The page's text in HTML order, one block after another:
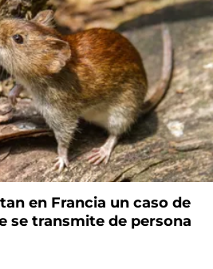
en Francia un caso de
se transmite de persona